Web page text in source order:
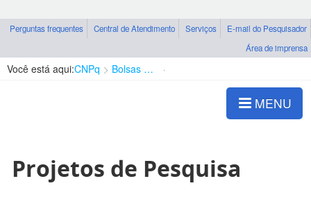
Perguntas frequentes Central de Atendimento Serviços
E-mail do Pesquisador
Área de imprensa
Você está aqui:CNPq Bolsas e Auxílios Vigentes
MENU
Projetos de Pesquisa